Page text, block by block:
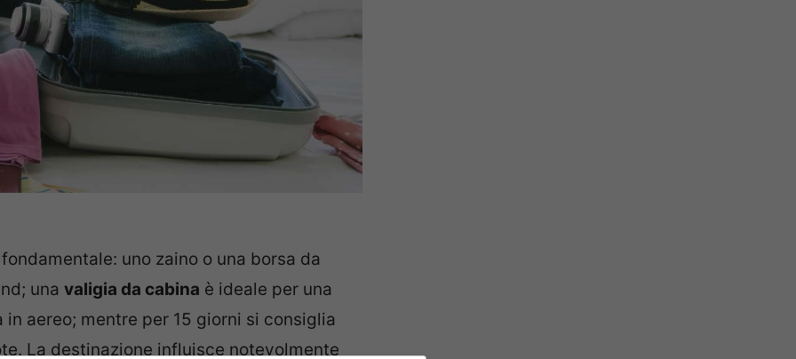
uno zaino o una borsa da
una valigia da cabina è ideale per una
aereo; mentre per 15 giorni si consiglia
La destinazione influisce notevolmente